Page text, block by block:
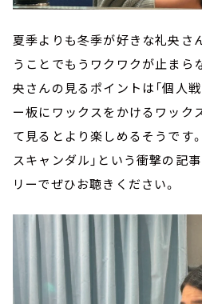
夏季よりも冬季が好きな礼央さ
うことでもうワクワクが止まら
央さんの見るポイントは「個人
ー板にワックスをかけるワック
て見るとより楽しめるそうです
スキャンダル」という衝撃の記
リーでぜひお聴きください。